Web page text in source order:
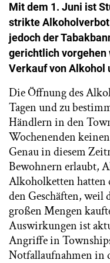
Mit dem 1. Juni ist
strikte
jedoch der
gerichtlich vorgehen
Verkauf von Alkohol
Die Öffnung des
Tagen und zu
Händlern in den
Wochenenden
Genau in diesem
Bewohnern erlaubt,
Alkoholketten hatten
den Geschäften,
großen Mengen
Auswirkungen ist
Angriffe in
Notfallaufnahmen in